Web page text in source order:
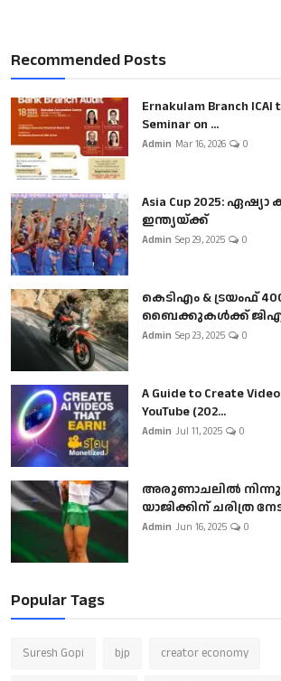
Recommended Posts
Ernakulam Branch ICAI
Seminar on ...
Admin Mar 16, 2026 0
Asia Cup 2025: ഏഷ്യാ
ഇന്ത്യയ്ക്ക്
Admin Sep 29, 2025 0
കെടിഎം & ട്രയംഫ്
ബൈക്കുകൾക്ക്
Admin Sep 23, 2025 0
A Guide to Create
YouTube (202...
Admin Jul 11, 2025 0
അരുണാചലിൽ
യാജിക്കിന് ചരിത്ര
Admin Jun 16, 2025 0
Popular Tags
Suresh Gopi bjp creator economy